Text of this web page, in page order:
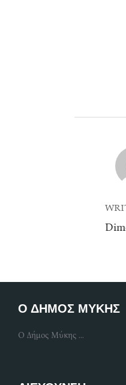
Ο ΔΗΜΟΣ ΜΥΚΗΣ
Ο Δήμος Μύκης ...